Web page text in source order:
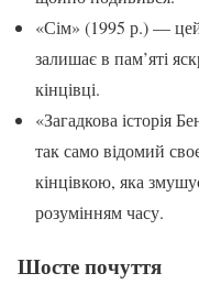
«Сім» (1995 р.) —
залишає в пам’яті
кінцівці.
«Загадкова історія
так само відомий
кінцівкою, яка
розумінням часу.
Шосте почуття